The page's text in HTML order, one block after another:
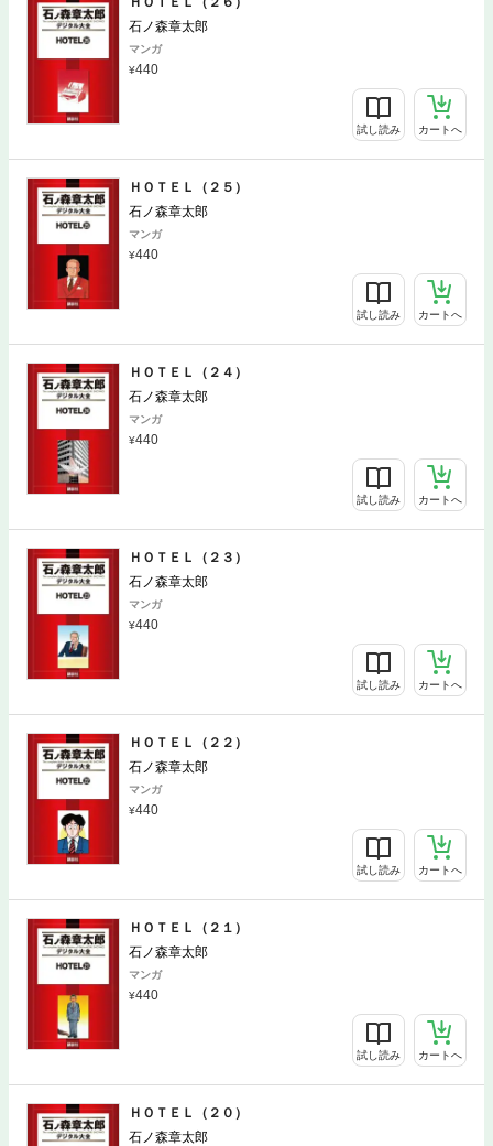
石ノ森章太郎
マンガ
440
試し読み カートへ
ＨＯＴＥＬ（２５）
石ノ森章太郎
マンガ
440
試し読み カートへ
ＨＯＴＥＬ（２４）
石ノ森章太郎
マンガ
440
試し読み カートへ
ＨＯＴＥＬ（２３）
石ノ森章太郎
マンガ
440
試し読み カートへ
ＨＯＴＥＬ（２２）
石ノ森章太郎
マンガ
440
試し読み カートへ
ＨＯＴＥＬ（２１）
石ノ森章太郎
マンガ
440
試し読み カートへ
ＨＯＴＥＬ（２０）
石ノ森章太郎